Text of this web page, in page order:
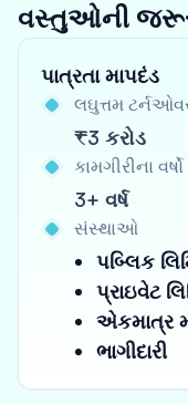
વસ્તુઓની
પાત્રતા માપદંડ
લઘુત્તમ
₹3 કરોડ
કામગીરીના વર્ષો
3+ વર્ષ
સંસ્થાઓ
પબ્લિક
પ્રાઇવેટ
એકમાત્ર
ભાગીદારી